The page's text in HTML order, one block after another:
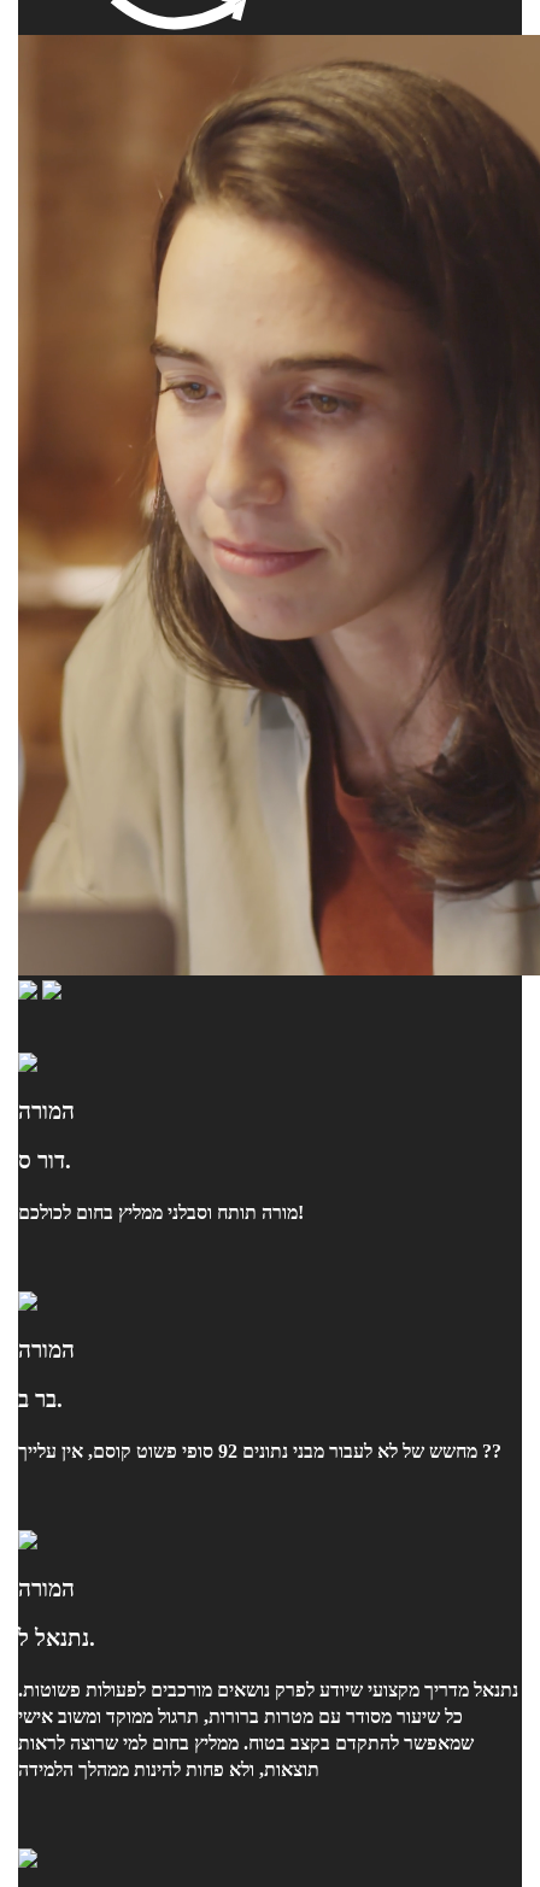
המורה
דור ס.
מורה תותח וסבלני ממליץ בחום לכולכם!
המורה
בר ב.
מחשש של לא לעבור מבני נתונים 92 סופי פשוט קוסם, אין עלייך ??
המורה
נתנאל ל.
נתנאל מדריך מקצועי שיודע לפרק נושאים מורכבים לפעולות פשוטות.
כל שיעור מסודר עם מטרות ברורות, תרגול ממוקד ומשוב אישי
שמאפשר להתקדם בקצב בטוח. ממליץ בחום למי שרוצה לראות
תוצאות, ולא פחות להינות ממהלך הלמידה